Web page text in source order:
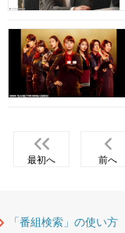
最初へ 前へ
「番組検索」の使い方